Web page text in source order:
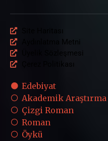
Aydınlatma Metni
Üyelik Sözleşmesi
Çerez Politikası
Edebiyat
Akademik Araştırma
Çizgi Roman
Roman
Öykü